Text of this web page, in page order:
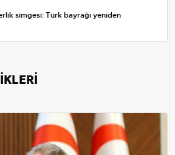
simgesi: Türk bayrağı yeniden